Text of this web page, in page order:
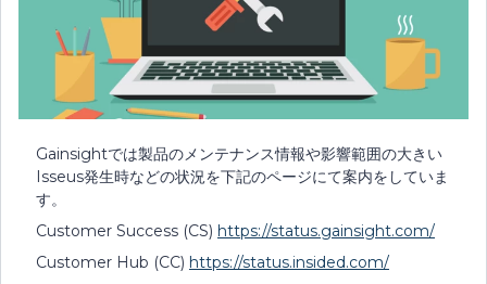
Gainsightでは製品のメンテナンス情報や影響範囲の大きい
Isseus発生時などの状況を下記のページにて案内をしていま
す。
Customer Success (CS) https://status.gainsight.com/
Customer Hub (CC) https://status.insided.com/